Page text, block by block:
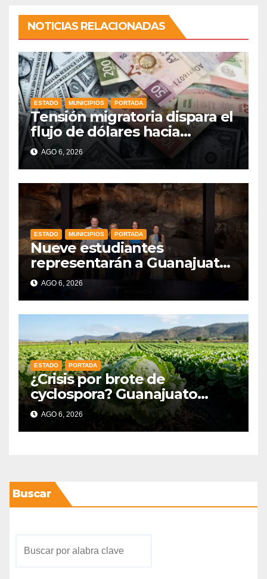
NOTICIAS RELACIONADAS
ESTADO MUNICIPIOS PORTADA
Tensión migratoria dispara el
flujo de dólares hacia
municipios de Guanajuato
AGO 6, 2026
ESTADO MUNICIPIOS PORTADA
Nueve estudiantes
representarán a Guanajuato
en la Olimpiada Mexicana de
Matemáticas 2026
AGO 6, 2026
ESTADO PORTADA
¿Crisis por brote de
cyclospora? Guanajuato
mantiene intactas sus
exportaciones
AGO 6, 2026
Buscar